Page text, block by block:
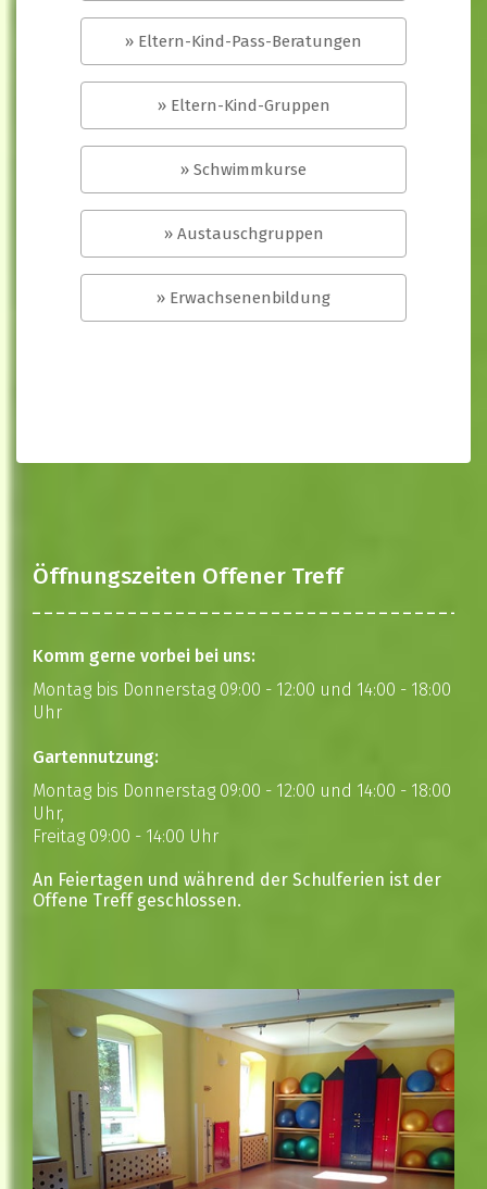
» Eltern-Kind-Pass-Beratungen
» Eltern-Kind-Gruppen
» Schwimmkurse
» Austauschgruppen
» Erwachsenenbildung
Öffnungszeiten Offener Treff
Komm gerne vorbei bei uns:
Montag bis Donnerstag 09:00 - 12:00 und 14:00 - 18:00
Uhr
Gartennutzung:
Montag bis Donnerstag 09:00 - 12:00 und 14:00 - 18:00
Uhr,
Freitag 09:00 - 14:00 Uhr
An Feiertagen und während der Schulferien ist der
Offene Treff geschlossen.